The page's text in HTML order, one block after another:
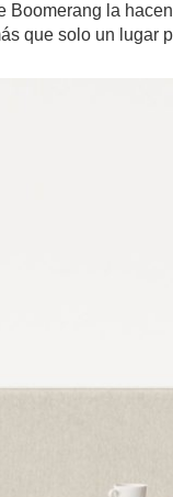
Boomerang la
que solo un lugar